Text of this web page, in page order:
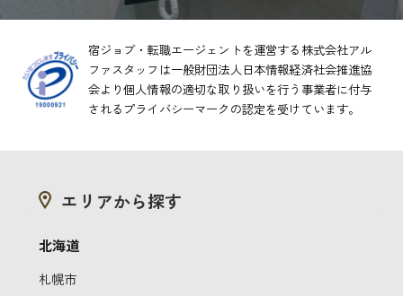
宿ジョブ・転職エージェントを運営する株式会社アル
ファスタッフは一般財団法人日本情報経済社会推進協
会より個人情報の適切な取り扱いを行う事業者に付与
されるプライバシーマークの認定を受けています。
エリアから探す
北海道
札幌市